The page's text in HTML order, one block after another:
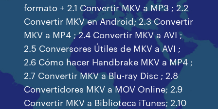
formato + 2.1 Convertir MKV a MP3 ; 2.2
Convertir MKV en Android; 2.3 Convertir
MKV a MP4 ; 2.4 Convertir MKV a AVI ;
2.5 Conversores Útiles de MKV a AVI ;
2.6 Cómo hacer Handbrake MKV a MP4 ;
2.7 Convertir MKV a Blu-ray Disc ; 2.8
Convertidores MKV a MOV Online; 2.9
Convertir MKV a Biblioteca iTunes; 2.10